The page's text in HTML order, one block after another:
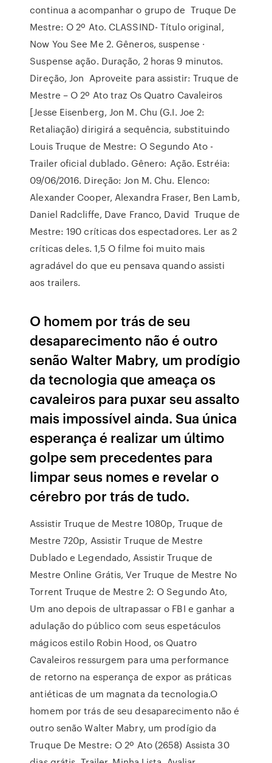
continua a acompanhar o grupo de Truque De
Mestre: O 2º Ato. CLASSIND- Título original,
Now You See Me 2. Gêneros, suspense ·
Suspense ação. Duração, 2 horas 9 minutos.
Direção, Jon Aproveite para assistir: Truque de
Mestre – O 2º Ato traz Os Quatro Cavaleiros
[Jesse Eisenberg, Jon M. Chu (G.I. Joe 2:
Retaliação) dirigirá a sequência, substituindo
Louis Truque de Mestre: O Segundo Ato -
Trailer oficial dublado. Gênero: Ação. Estréia:
09/06/2016. Direção: Jon M. Chu. Elenco:
Alexander Cooper, Alexandra Fraser, Ben Lamb,
Daniel Radcliffe, Dave Franco, David Truque de
Mestre: 190 críticas dos espectadores. Ler as 2
críticas deles. 1,5 O filme foi muito mais
agradável do que eu pensava quando assisti
aos trailers.
O homem por trás de seu
desaparecimento não é outro
senão Walter Mabry, um prodígio
da tecnologia que ameaça os
cavaleiros para puxar seu assalto
mais impossível ainda. Sua única
esperança é realizar um último
golpe sem precedentes para
limpar seus nomes e revelar o
cérebro por trás de tudo.
Assistir Truque de Mestre 1080p, Truque de
Mestre 720p, Assistir Truque de Mestre
Dublado e Legendado, Assistir Truque de
Mestre Online Grátis, Ver Truque de Mestre No
Torrent Truque de Mestre 2: O Segundo Ato,
Um ano depois de ultrapassar o FBI e ganhar a
adulação do público com seus espetáculos
mágicos estilo Robin Hood, os Quatro
Cavaleiros ressurgem para uma performance
de retorno na esperança de expor as práticas
antiéticas de um magnata da tecnologia.O
homem por trás de seu desaparecimento não é
outro senão Walter Mabry, um prodígio da
Truque De Mestre: O 2º Ato (2658) Assista 30